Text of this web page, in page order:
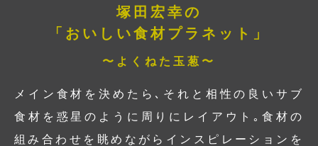
塚田宏幸の
「おいしい食材プラネット」
〜よくねた玉葱〜
メイン食材を決めたら､それと相性の良いサブ
食材を惑星のように周りにレイアウト｡食材の
組み合わせを眺めながらインスピレーションを